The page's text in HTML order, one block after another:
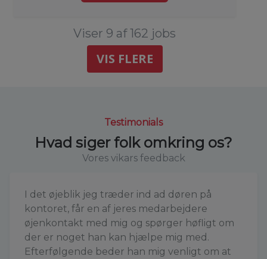
Viser 9 af 162 jobs
VIS FLERE
Testimonials
Hvad siger folk omkring os?
Vores vikars feedback
I det øjeblik jeg træder ind ad døren på
kontoret, får en af jeres medarbejdere
øjenkontakt med mig og spørger høfligt om
der er noget han kan hjælpe mig med.
Efterfølgende beder han mig venligt om at